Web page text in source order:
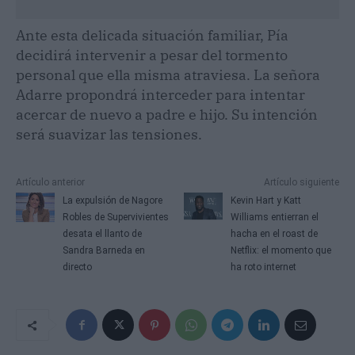
Ante esta delicada situación familiar, Pía
decidirá intervenir a pesar del tormento
personal que ella misma atraviesa. La señora
Adarre propondrá interceder para intentar
acercar de nuevo a padre e hijo. Su intención
será suavizar las tensiones.
Artículo anterior
La expulsión de Nagore
Robles de Supervivientes
desata el llanto de
Sandra Barneda en
directo
Artículo siguiente
Kevin Hart y Katt
Williams entierran el
hacha en el roast de
Netflix: el momento que
ha roto internet